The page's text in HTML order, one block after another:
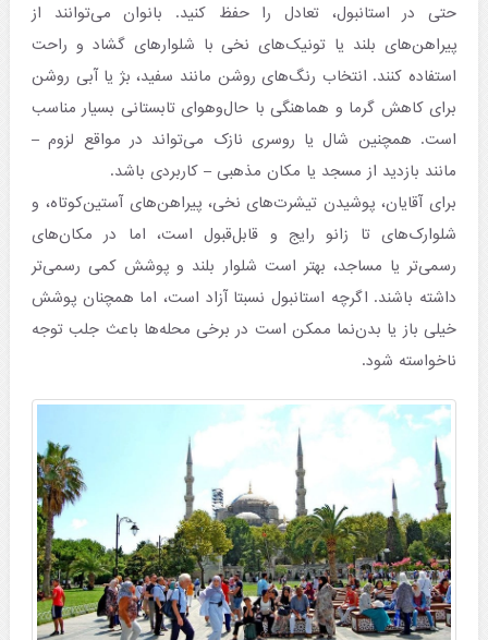
حتی در استانبول، تعادل را حفظ کنید. بانوان می‌توانند از
پیراهن‌های بلند یا تونیک‌های نخی با شلوارهای گشاد و راحت
استفاده کنند. انتخاب رنگ‌های روشن مانند سفید، بژ یا آبی روشن
برای کاهش گرما و هماهنگی با حال‌وهوای تابستانی بسیار مناسب
است. همچنین شال یا روسری نازک می‌تواند در مواقع لزوم –
مانند بازدید از مسجد یا مکان مذهبی – کاربردی باشد.
برای آقایان، پوشیدن تیشرت‌های نخی، پیراهن‌های آستین‌کوتاه، و
شلوارک‌های تا زانو رایج و قابل‌قبول است، اما در مکان‌های
رسمی‌تر یا مساجد، بهتر است شلوار بلند و پوشش کمی رسمی‌تر
داشته باشند. اگرچه استانبول نسبتا آزاد است، اما همچنان پوشش
خیلی باز یا بدن‌نما ممکن است در برخی محله‌ها باعث جلب توجه
ناخواسته شود.